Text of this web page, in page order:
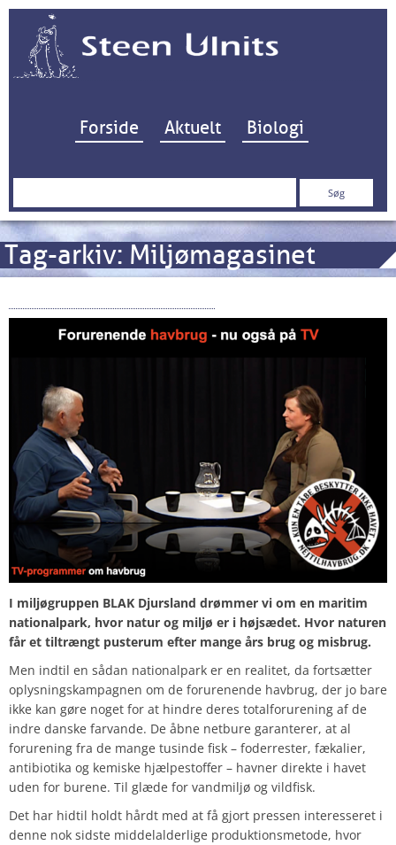
Hop til indhold
Forside Aktuelt Biologi
Søg
Tag-arkiv: Miljømagasinet
I miljøgruppen BLAK Djursland drømmer vi om en maritim
nationalpark, hvor natur og miljø er i højsædet. Hvor naturen
får et tiltrængt pusterum efter mange års brug og misbrug.
Men indtil en sådan nationalpark er en realitet, da fortsætter
oplysningskampagnen om de forurenende havbrug, der jo bare
ikke kan gøre noget for at hindre deres totalforurening af de
indre danske farvande. De åbne netbure garanterer, at al
forurening fra de mange tusinde fisk – foderrester, fækalier,
antibiotika og kemiske hjælpestoffer – havner direkte i havet
uden for burene. Til glæde for vandmiljø og vildfisk.
Det har hidtil holdt hårdt med at få gjort pressen interesseret i
denne nok sidste middelalderlige produktionsmetode, hvor